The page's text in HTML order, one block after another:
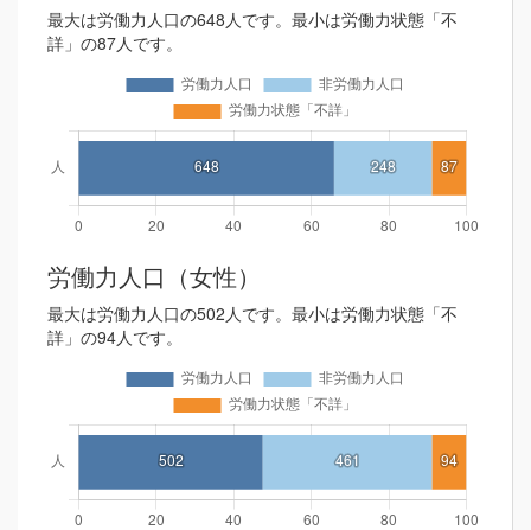
最大は労働力人口の648人です。最小は労働力状態「不
詳」の87人です。
労働力人口（女性）
最大は労働力人口の502人です。最小は労働力状態「不
詳」の94人です。